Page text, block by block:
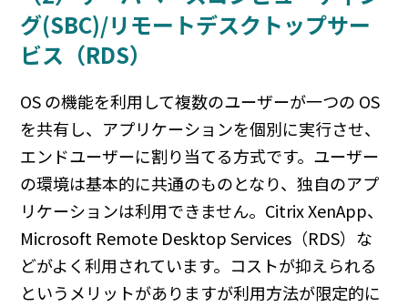
グ(SBC)/リモートデスクトップサー
ビス（RDS）
OS の機能を利用して複数のユーザーが一つの OS
を共有し、アプリケーションを個別に実行させ、
エンドユーザーに割り当てる方式です。ユーザー
の環境は基本的に共通のものとなり、独自のアプ
リケーションは利用できません。Citrix XenApp、
Microsoft Remote Desktop Services（RDS）な
どがよく利用されています。コストが抑えられる
というメリットがありますが利用方法が限定的に